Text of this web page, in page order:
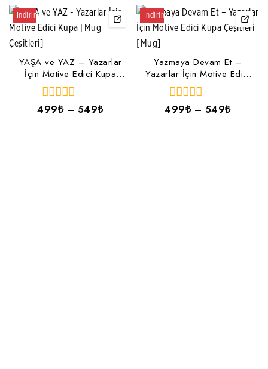
İndirim!
YAŞA ve YAZ – Yazarlar
İçin Motive Edici Kupa
[Mug Çeşitleri]
0
499₺ – 549₺
İndirim!
Yazmaya Devam Et –
Yazarlar İçin Motive Edici
Kupa Çeşitleri [Mug]
0
499₺ – 549₺